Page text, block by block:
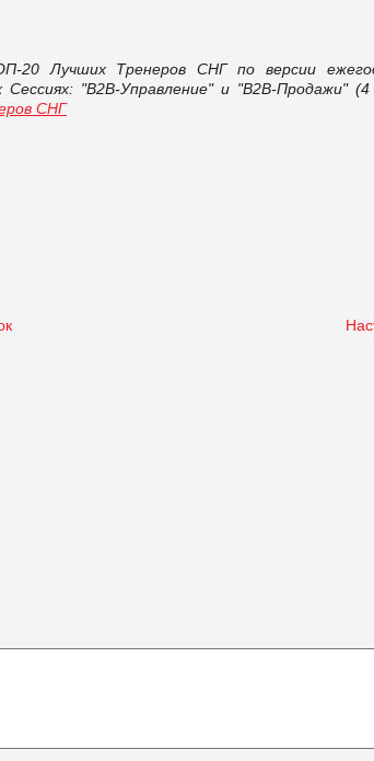
20 Лучших Тренеров СНГ по версии
Сессиях: "В2В-Управление" и "В2В-Продажи"
СНГ